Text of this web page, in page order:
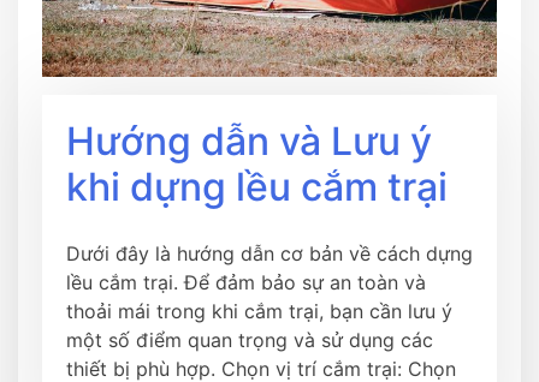
Hướng dẫn và Lưu ý
khi dựng lều cắm trại
Dưới đây là hướng dẫn cơ bản về cách dựng
lều cắm trại. Để đảm bảo sự an toàn và
thoải mái trong khi cắm trại, bạn cần lưu ý
một số điểm quan trọng và sử dụng các
thiết bị phù hợp. Chọn vị trí cắm trại: Chọn